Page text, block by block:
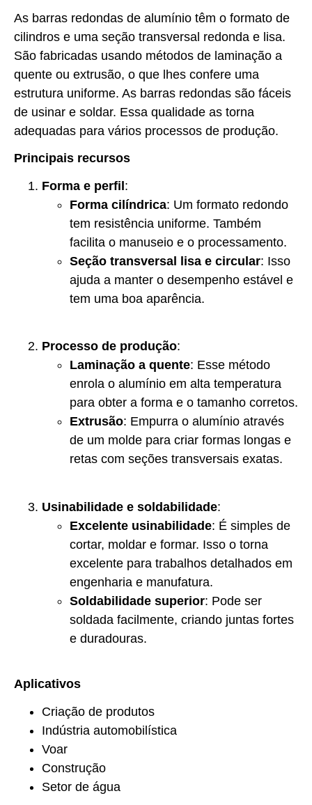
As barras redondas de alumínio têm o formato de
cilindros e uma seção transversal redonda e lisa.
São fabricadas usando métodos de laminação a
quente ou extrusão, o que lhes confere uma
estrutura uniforme. As barras redondas são fáceis
de usinar e soldar. Essa qualidade as torna
adequadas para vários processos de produção.
Principais recursos
Forma e perfil:
Forma cilíndrica: Um formato redondo
tem resistência uniforme. Também
facilita o manuseio e o processamento.
Seção transversal lisa e circular: Isso
ajuda a manter o desempenho estável e
tem uma boa aparência.
Processo de produção:
Laminação a quente: Esse método
enrola o alumínio em alta temperatura
para obter a forma e o tamanho corretos.
Extrusão: Empurra o alumínio através
de um molde para criar formas longas e
retas com seções transversais exatas.
Usinabilidade e soldabilidade:
Excelente usinabilidade: É simples de
cortar, moldar e formar. Isso o torna
excelente para trabalhos detalhados em
engenharia e manufatura.
Soldabilidade superior: Pode ser
soldada facilmente, criando juntas fortes
e duradouras.
Aplicativos
Criação de produtos
Indústria automobilística
Voar
Construção
Setor de água